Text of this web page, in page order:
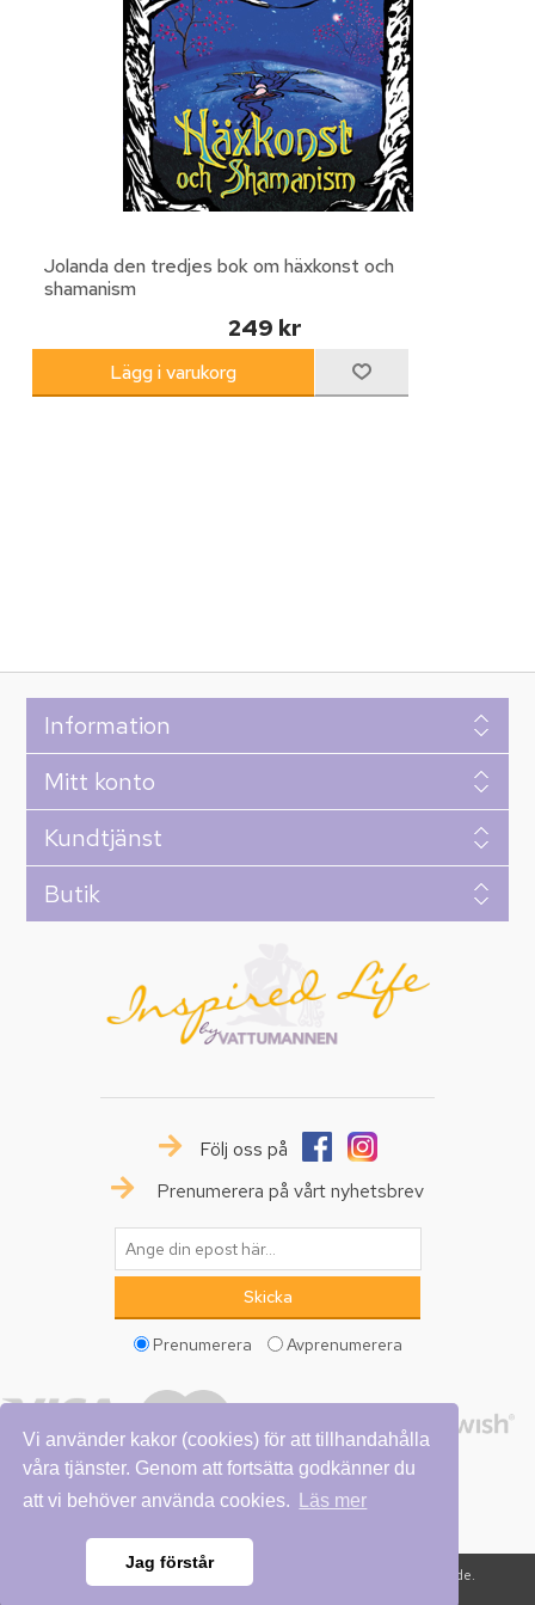
Vi använder kakor (cookies) för att tillhandahålla
våra tjänster. Genom att fortsätta godkänner du
att vi behöver använda cookies.
Läs mer
Jag förstår
Jolanda den tredjes bok om häxkonst och
shamanism
249 kr
Information
Mitt konto
Kundtjänst
Butik
Följ oss på
Prenumerera på vårt nyhetsbrev
Prenumerera Avprenumerera
Copyright © 2026 Vattumannen. Alla rättigheter reserverade.